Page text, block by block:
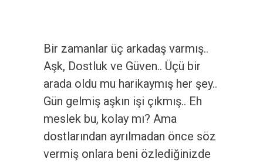
Bir zamanlar üç arkadaş varmış..
Aşk, Dostluk ve Güven.. Üçü bir
arada oldu mu harikaymış her şey..
Gün gelmiş aşkın işi çıkmış.. Eh
meslek bu, kolay mı? Ama
dostlarından ayrılmadan önce söz
vermiş onlara beni özlediğinizde